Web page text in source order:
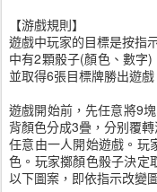
【游戲規則】
遊戲中玩家的目標是按指
中有2顆骰子(顏色、數字
並取得6張目標牌勝出遊戲
遊戲開始前，先任意將9
背顏色分成3疊，分别覆
任意由一人開始遊戲。玩
色。玩家擲顏色骰子決定
以下圖案，即依指示改變